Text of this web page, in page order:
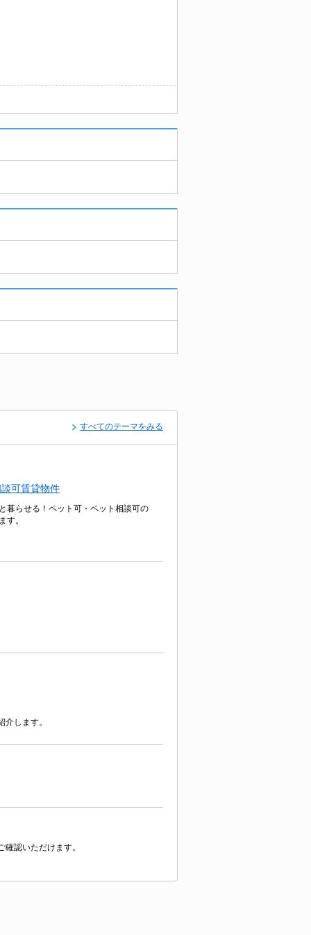
すべてのテーマをみる
可賃貸物件
暮らせる！ペット可・ペット相談可の
す。
します。
認いただけます。